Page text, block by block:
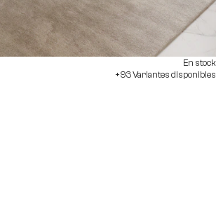
En stock
+93 Variantes disponibles